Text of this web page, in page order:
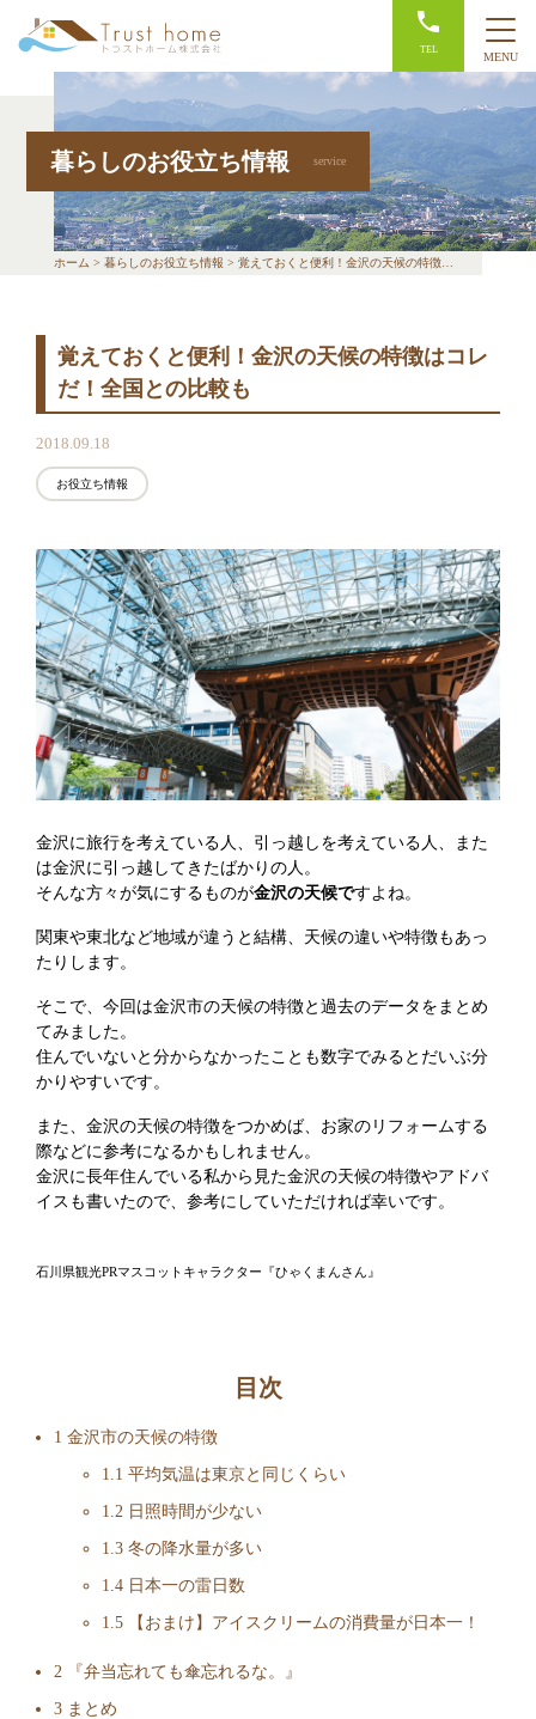
phone
TEL
MENU
暮らしのお役立ち情報 service
ホーム > 暮らしのお役立ち情報 > 覚えておくと便利！金沢の天候の特徴はコレだ！全国との比較も
覚えておくと便利！金沢の天候の特徴はコレ
だ！全国との比較も
2018.09.18
お役立ち情報
金沢に旅行を考えている人、引っ越しを考えている人、また
は金沢に引っ越してきたばかりの人。
そんな方々が気にするものが金沢の天候ですよね。
関東や東北など地域が違うと結構、天候の違いや特徴もあっ
たりします。
そこで、今回は金沢市の天候の特徴と過去のデータをまとめ
てみました。
住んでいないと分からなかったことも数字でみるとだいぶ分
かりやすいです。
また、金沢の天候の特徴をつかめば、お家のリフォームする
際などに参考になるかもしれません。
金沢に長年住んでいる私から見た金沢の天候の特徴やアドバ
イスも書いたので、参考にしていただければ幸いです。
石川県観光PRマスコットキャラクター『ひゃくまんさん』
目次
1 金沢市の天候の特徴
1.1 平均気温は東京と同じくらい
1.2 日照時間が少ない
1.3 冬の降水量が多い
1.4 日本一の雷日数
1.5 【おまけ】アイスクリームの消費量が日本一！
2 『弁当忘れても傘忘れるな。』
3 まとめ